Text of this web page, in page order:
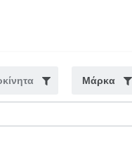
Μάρκα